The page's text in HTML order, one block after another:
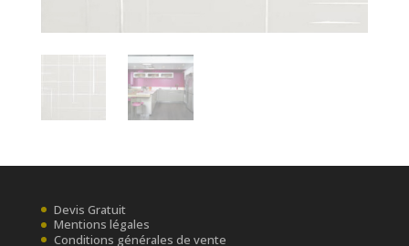
Devis Gratuit
Mentions légales
Conditions générales de vente